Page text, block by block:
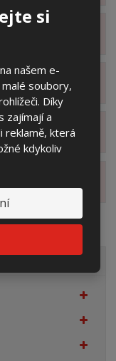
si
našem e-
soubory,
Díky
zajímají a
reklamě, která
kdykoliv